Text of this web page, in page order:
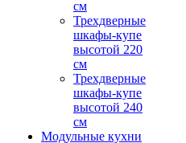
см
Трехдверные
шкафы-купе
высотой 220
см
Трехдверные
шкафы-купе
высотой 240
см
Модульные кухни